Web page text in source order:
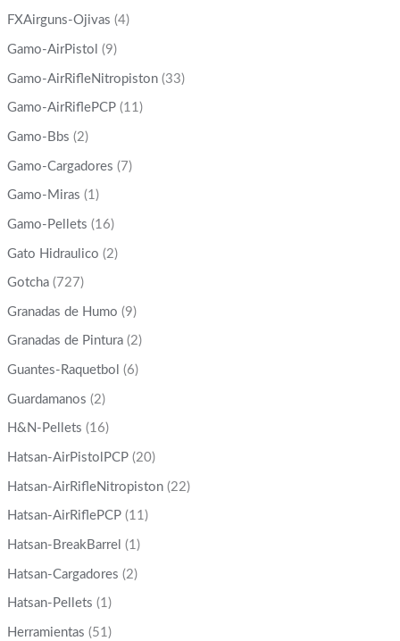
FXAirguns-Ojivas (4)
Gamo-AirPistol (9)
Gamo-AirRifleNitropiston (33)
Gamo-AirRiflePCP (11)
Gamo-Bbs (2)
Gamo-Cargadores (7)
Gamo-Miras (1)
Gamo-Pellets (16)
Gato Hidraulico (2)
Gotcha (727)
Granadas de Humo (9)
Granadas de Pintura (2)
Guantes-Raquetbol (6)
Guardamanos (2)
H&N-Pellets (16)
Hatsan-AirPistolPCP (20)
Hatsan-AirRifleNitropiston (22)
Hatsan-AirRiflePCP (11)
Hatsan-BreakBarrel (1)
Hatsan-Cargadores (2)
Hatsan-Pellets (1)
Herramientas (51)